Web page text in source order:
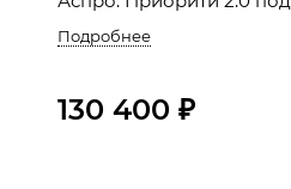
бизнеса: от
Подробнее
130 400 ₽